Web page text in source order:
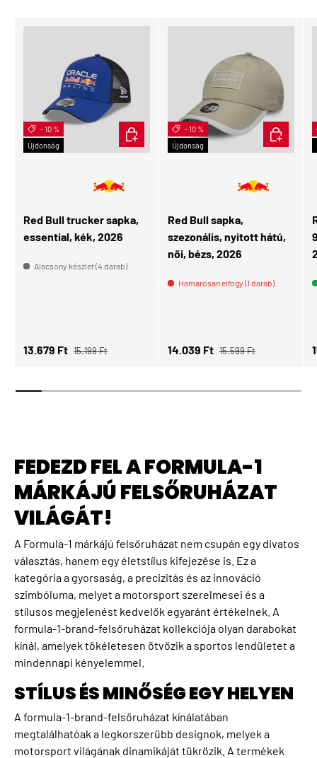
- 10 %
Újdonság
Red Bull trucker sapka,
essential, kék, 2026
Alacsony készlet (4 darab)
Eladási ár
13.679 Ft Normál ár
15.199 Ft
KOSÁRBA
- 10 %
Újdonság
👩 Női
Red Bull sapka,
szezonális, nyitott hátú,
női, bézs, 2026
Hamarosan elfogy (1 darab)
Eladási ár
14.039 Ft Normál ár
15.599 Ft
KOSÁRBA
FEDEZD FEL A FORMULA-1
MÁRKÁJÚ FELSŐRUHÁZAT
VILÁGÁT!
A Formula-1 márkájú felsőruházat nem csupán egy divatos
választás, hanem egy életstílus kifejezése is. Ez a
kategória a gyorsaság, a precizitás és az innováció
szimbóluma, melyet a motorsport szerelmesei és a
stílusos megjelenést kedvelők egyaránt értékelnek. A
formula-1-brand-felsőruházat kollekciója olyan darabokat
kínál, amelyek tökéletesen ötvözik a sportos lendületet a
mindennapi kényelemmel.
STÍLUS ÉS MINŐSÉG EGY HELYEN
A formula-1-brand-felsőruházat kínálatában
megtalálhatóak a legkorszerűbb designok, melyek a
motorsport világának dinamikáját tükrözik. A termékek